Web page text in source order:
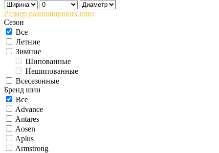
Размер разношироких шин
Сезон
Все
Летние
Зимние
Шипованные
Нешипованные
Всесезонные
Бренд шин
Все
Advance
Antares
Aosen
Aplus
Armstrong